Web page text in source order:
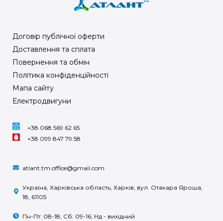
Договір публічної оферти
Доставлення та сплата
Повернення та обмін
Політика конфіденційності
Мапа сайту
Електродвигуни
+38 068 569 62 65
+38 099 847 79 58
atlant.tm.office@gmail.com
Україна, Харківська область, Харків, вул. Отакара Яроша,
18, 61105
Пн-Пт: 08-18; Сб: 09-16; Нд - вихідний